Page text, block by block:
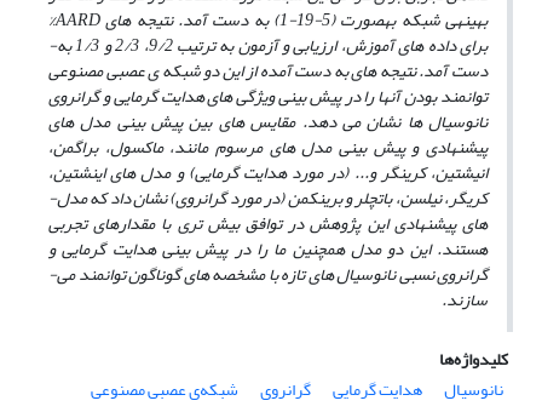
بهینه­ی شبکه به­صورت (5-19-1) به­ دست آمد. نتیجه ­های AARD%
برای داده ­های آموزش، ارزیابی و آزمون به ترتیب 9/2، 2/3 و 1/3 به­
دست آمد. نتیجه­ های به دست آمده از این دو شبکه­ ی عصبی مصنوعی
توانمند بودن آن­ها را در پیش ­بینی ویژگی­ های هدایت گرمایی و گرانروی
نانوسیال­ ها نشان می ­دهد. مقایس ه­ای بین پیش­ بینی­ مدل­ های
پیشنهادی و پیش ­بینی­ مدل­ های مرسوم مانند، ماکسول، براگمن،
انیشتین، کرینگر و... (در مورد هدایت گرمایی) و مدل­ های اینشتین،
کریگر، نیلسن، باتچلر و برینکمن (در مورد گرانروی) نشان داد که مدل­
های پیشنهادی این پژوهش در توافق بیش­ تری با مقدارهای تجربی
هستند. این دو مدل همچنین ما را در پیش ­بینی هدایت گرمایی و
گرانروی نسبی نانوسیال­ های تازه با مشخصه­ های گوناگون توانمند می­
سازند.
کلیدواژه‌ها
نانوسیال
هدایت گرمایی گرانروی
شبکه‌ی عصبی مصنوعی